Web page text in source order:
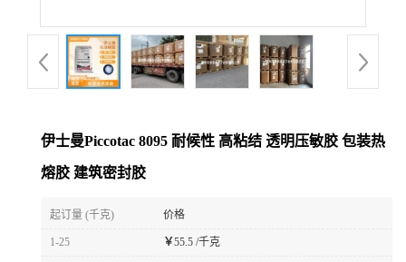
伊士曼Piccotac 8095 耐候性 高粘结 透明压敏胶 包装热
熔胶 建筑密封胶
起订量 (千克) 价格
1-25 ￥55.5 /千克